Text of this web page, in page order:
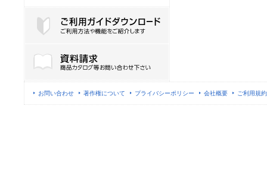
お問い合わせ 著作権について プライバシーポリシー 会社概要 ご利用規約